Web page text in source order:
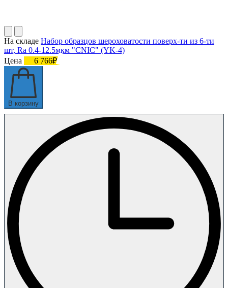
На складе Набор образцов шероховатости поверх-ти из 6-ти
шт, Ra 0.4-12.5мкм "CNIC" (YK-4)
Цена
6 766₽
В корзину